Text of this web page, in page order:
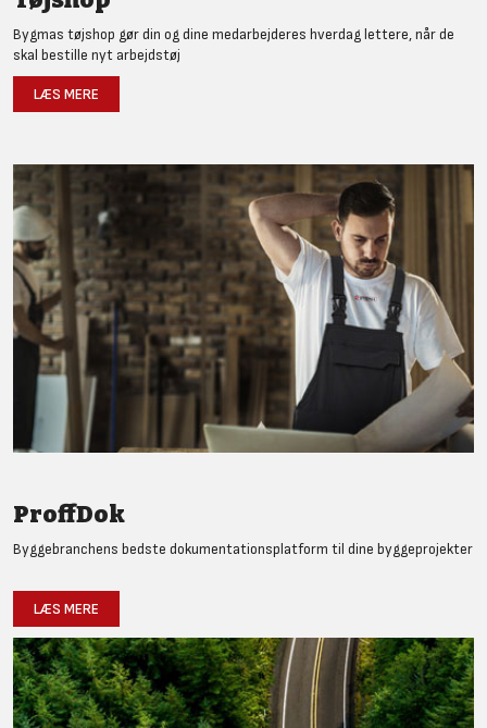
Bygmas tøjshop gør din og dine medarbejderes hverdag lettere, når de
skal bestille nyt arbejdstøj
LÆS MERE
ProffDok
Byggebranchens bedste dokumentationsplatform til dine byggeprojekter
LÆS MERE